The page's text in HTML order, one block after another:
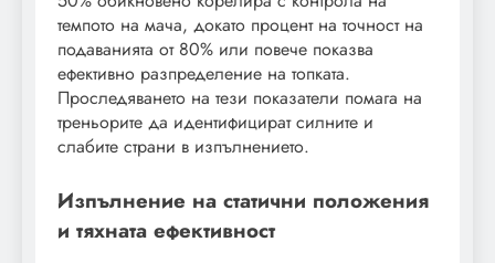
темпото на мача, докато процент на точност на
подаванията от 80% или повече показва
ефективно разпределение на топката.
Проследяването на тези показатели помага на
треньорите да идентифицират силните и
слабите страни в изпълнението.
Изпълнение на статични положения
и тяхната ефективност